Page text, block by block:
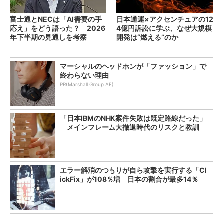
富士通とNECは「AI需要の手
応え」をどう語った？ 2026
年下半期の見通しを考察
日本通運×アクセンチュアの12
4億円訴訟に学ぶ、なぜ大規模
開発は“燃える”のか
マーシャルのヘッドホンが「ファッション」で
終わらない理由
PR(Marshall Group AB)
「日本IBMのNHK案件失敗は既定路線だった」
メインフレーム大撤退時代のリスクと教訓
エラー解消のつもりが自ら攻撃を実行する「Cl
ickFix」が108％増 日本の割合が最多14％